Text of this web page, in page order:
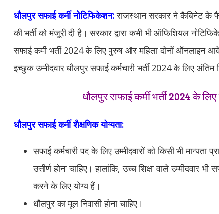
धौलपुर सफाई कर्मी नोटिफिकेशन:राजस्थान सरकार ने कैबिनेट के
की भर्ती को मंजूरी दी है। सरकार द्वारा कभी भी ऑफिशियल
सफाई कर्मी भर्ती 2024 के लिए पुरुष और महिला दोनों
इच्छुक उम्मीदवार धौलपुर सफाई कर्मचारी भर्ती 2024 के लिए
धौलपुर सफाई कर्मी भर्ती 2024 के
धौलपुर सफाई कर्मीशैक्षणिक योग्यता:
सफाई कर्मचारी पद के लिए उम्मीदवारों को किसी भी मान्यता
उत्तीर्ण होना चाहिए। हालांकि, उच्च शिक्षा वाले उम्मीदवार
करने के लिए योग्य हैं।
धौलपुर का मूल निवासी होना चाहिए।